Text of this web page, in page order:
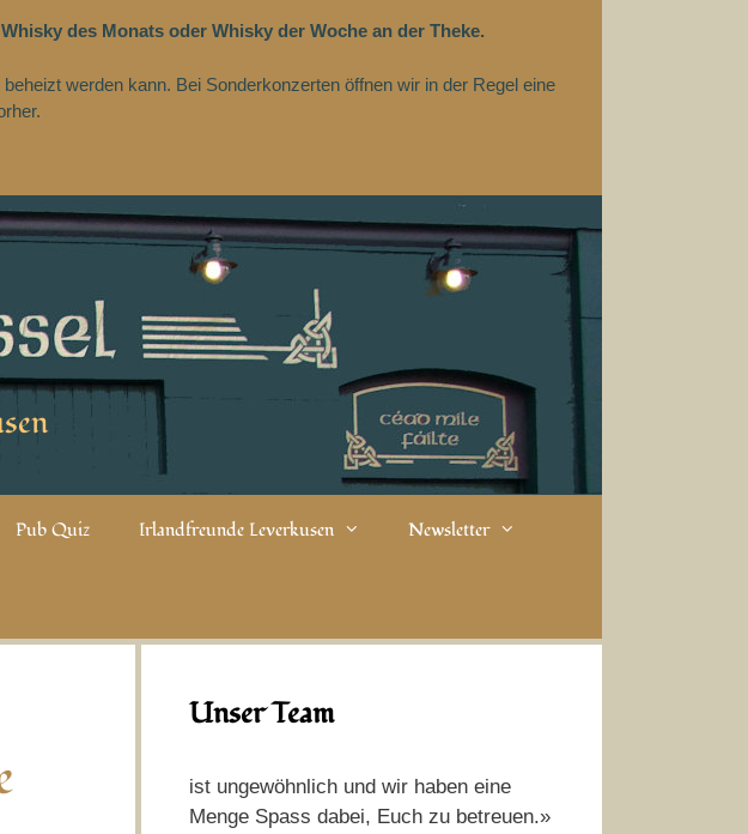
des Monats oder Whisky der Woche an der Theke.
werden kann. Bei Sonderkonzerten öffnen wir in der Regel eine
Pub Quiz Irlandfreunde Leverkusen Newsletter
Unser Team
ist ungewöhnlich und wir haben eine
Menge Spass dabei, Euch zu betreuen.»